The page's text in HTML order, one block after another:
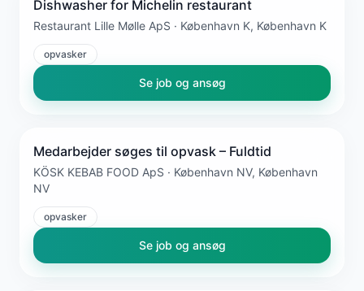
Dishwasher for Michelin restaurant
Restaurant Lille Mølle ApS · København K, København K
opvasker
Se job og ansøg
Medarbejder søges til opvask – Fuldtid
KÖSK KEBAB FOOD ApS · København NV, København
NV
opvasker
Se job og ansøg